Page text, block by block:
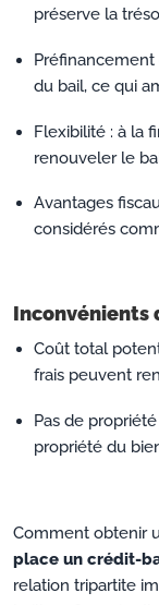
préserve la
Préfinancement
du bail, ce qui
Flexibilité : à la
renouveler le
Avantages
considérés
Inconvénients
Coût total
frais peuvent
Pas de
propriété du
Comment obtenir
place un crédit-
relation tripartite